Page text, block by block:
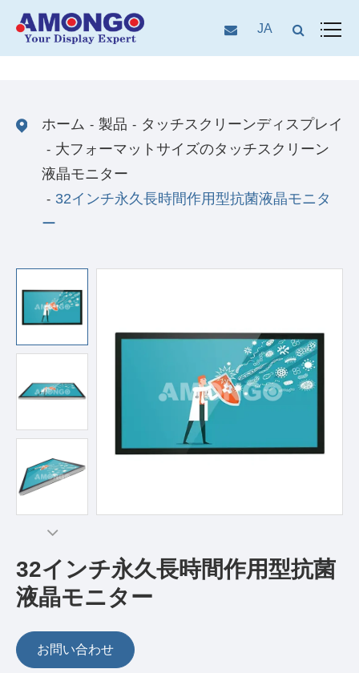
JA
ホーム 製品
タッチスクリーンディスプレイ
大フォーマットサイズのタッチスクリーン
液晶モニター
32インチ永久長時間作用型抗菌液晶モニタ
ー
32インチ永久長時間作用型抗菌
液晶モニター
お問い合わせ